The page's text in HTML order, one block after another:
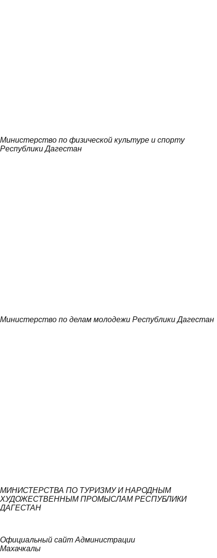
Министерство по физической культуре и спорту
Республики Дагестан
Министерство по делам молодежи Республики Дагестан
МИНИСТЕРСТВА ПО ТУРИЗМУ И НАРОДНЫМ
ХУДОЖЕСТВЕННЫМ ПРОМЫСЛАМ РЕСПУБЛИКИ
ДАГЕСТАН
Официальный сайт Администрации
Махачкалы